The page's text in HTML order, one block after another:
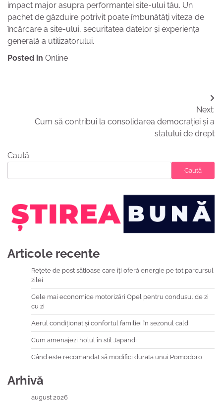
impact major asupra performanței site-ului tău. Un
pachet de găzduire potrivit poate îmbunătăți viteza de
încărcare a site-ului, securitatea datelor și experiența
generală a utilizatorului.
Posted in Online
Next:
Cum să contribui la consolidarea democrației și a
statului de drept
Caută
Caută
Articole recente
Rețete de post sățioase care îți oferă energie pe tot parcursul
zilei
Cele mai economice motorizări Opel pentru condusul de zi
cu zi
Aerul condiționat și confortul familiei în sezonul cald
Cum amenajezi holul în stil Japandi
Când este recomandat să modifici durata unui Pomodoro
Arhivă
august 2026